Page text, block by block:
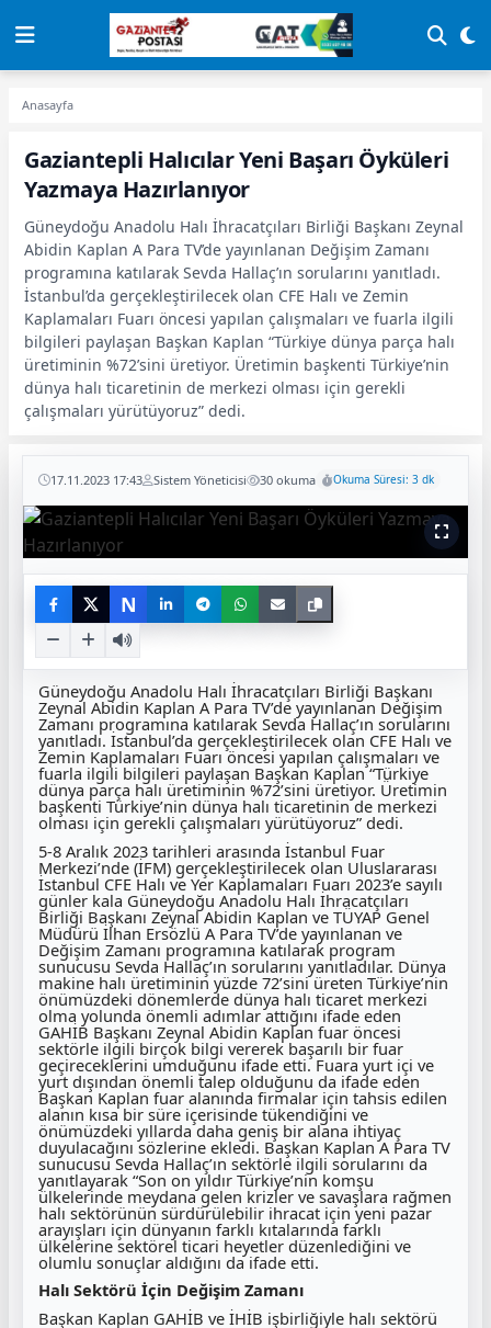
Anasayfa
Gaziantepli Halıcılar Yeni Başarı Öyküleri
Yazmaya Hazırlanıyor
Güneydoğu Anadolu Halı İhracatçıları Birliği Başkanı Zeynal
Abidin Kaplan A Para TV’de yayınlanan Değişim Zamanı
programına katılarak Sevda Hallaç’ın sorularını yanıtladı.
İstanbul’da gerçekleştirilecek olan CFE Halı ve Zemin
Kaplamaları Fuarı öncesi yapılan çalışmaları ve fuarla ilgili
bilgileri paylaşan Başkan Kaplan “Türkiye dünya parça halı
üretiminin %72’sini üretiyor. Üretimin başkenti Türkiye’nin
dünya halı ticaretinin de merkezi olması için gerekli
çalışmaları yürütüyoruz” dedi.
17.11.2023 17:43 Sistem Yöneticisi 30 okuma Okuma Süresi: 3 dk
N
Güneydoğu Anadolu Halı İhracatçıları Birliği Başkanı
Zeynal Abidin Kaplan A Para TV’de yayınlanan Değişim
Zamanı programına katılarak Sevda Hallaç’ın sorularını
yanıtladı. İstanbul’da gerçekleştirilecek olan CFE Halı ve
Zemin Kaplamaları Fuarı öncesi yapılan çalışmaları ve
fuarla ilgili bilgileri paylaşan Başkan Kaplan “Türkiye
dünya parça halı üretiminin %72’sini üretiyor. Üretimin
başkenti Türkiye’nin dünya halı ticaretinin de merkezi
olması için gerekli çalışmaları yürütüyoruz” dedi.
5-8 Aralık 2023 tarihleri arasında İstanbul Fuar
Merkezi’nde (İFM) gerçekleştirilecek olan Uluslararası
İstanbul CFE Halı ve Yer Kaplamaları Fuarı 2023’e sayılı
günler kala Güneydoğu Anadolu Halı İhracatçıları
Birliği Başkanı Zeynal Abidin Kaplan ve TÜYAP Genel
Müdürü İlhan Ersözlü A Para TV’de yayınlanan ve
Değişim Zamanı programına katılarak program
sunucusu Sevda Hallaç’ın sorularını yanıtladılar. Dünya
makine halı üretiminin yüzde 72’sini üreten Türkiye’nin
önümüzdeki dönemlerde dünya halı ticaret merkezi
olma yolunda önemli adımlar attığını ifade eden
GAHİB Başkanı Zeynal Abidin Kaplan fuar öncesi
sektörle ilgili birçok bilgi vererek başarılı bir fuar
geçireceklerini umduğunu ifade etti. Fuara yurt içi ve
yurt dışından önemli talep olduğunu da ifade eden
Başkan Kaplan fuar alanında firmalar için tahsis edilen
alanın kısa bir süre içerisinde tükendiğini ve
önümüzdeki yıllarda daha geniş bir alana ihtiyaç
duyulacağını sözlerine ekledi. Başkan Kaplan A Para TV
sunucusu Sevda Hallaç’ın sektörle ilgili sorularını da
yanıtlayarak “Son on yıldır Türkiye’nin komşu
ülkelerinde meydana gelen krizler ve savaşlara rağmen
halı sektörünün sürdürülebilir ihracat için yeni pazar
arayışları için dünyanın farklı kıtalarında farklı
ülkelerine sektörel ticari heyetler düzenlediğini ve
olumlu sonuçlar aldığını da ifade etti.
Halı Sektörü İçin Değişim Zamanı
Başkan Kaplan GAHİB ve İHİB işbirliğiyle halı sektörü